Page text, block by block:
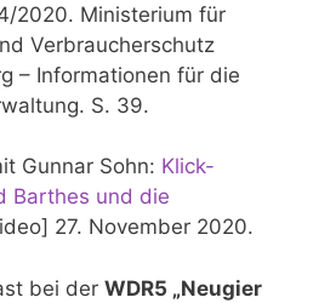
2020. Ministerium für
Verbraucherschutz
– Informationen für die
S. 39.
Gunnar Sohn: Klick-
Barthes und die
27. November 2020.
bei der WDR5 „Neugier